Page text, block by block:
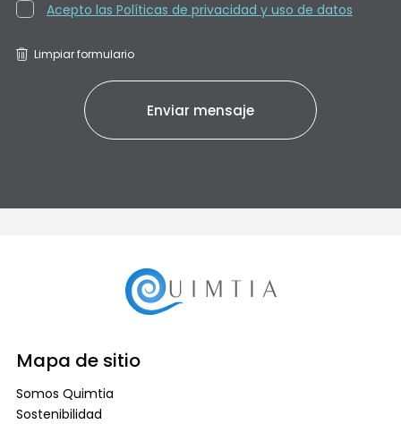
Acepto las Políticas de privacidad y uso de datos
Limpiar formulario
Mapa de sitio
Somos Quimtia
Sostenibilidad